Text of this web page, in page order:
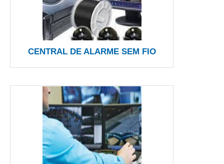
CENTRAL DE ALARME SEM FIO